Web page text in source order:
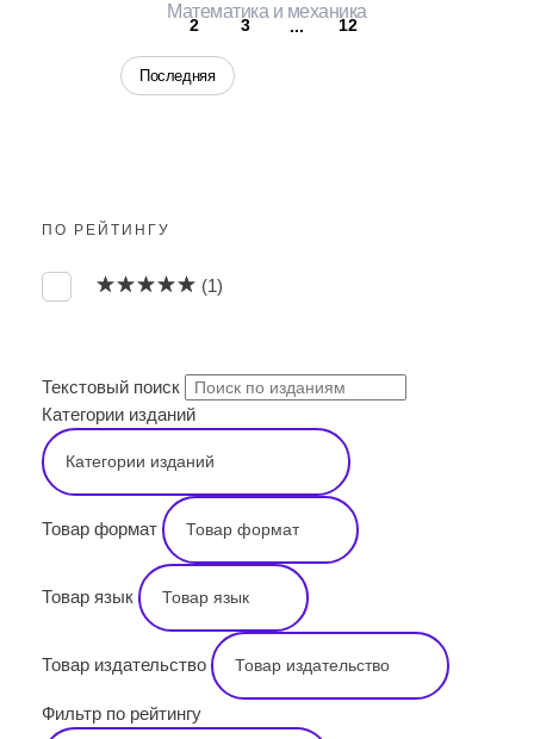
Математика и механика
2 3 ... 12
Последняя
ПО РЕЙТИНГУ
Оценка
(1)
Текстовый поиск
Категории изданий
Товар формат
Товар язык
Товар издательство
Фильтр по рейтингу